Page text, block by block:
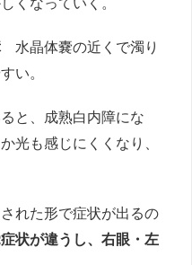
水晶体嚢の近くで濁り
い。
と、成熟白内障にな
光も感じにくくなり、
れた形で症状が出るの
状が違うし、右眼・左